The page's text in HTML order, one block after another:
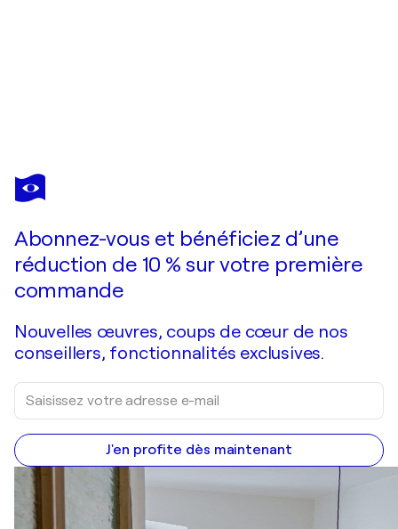
TIBERIU
SOOS
Je passe commande
Abonnez-vous et bénéficiez d’une
réduction de 10 % sur votre première
commande
Nouvelles œuvres, coups de cœur de nos
conseillers, fonctionnalités exclusives.
J'en profite dès maintenant